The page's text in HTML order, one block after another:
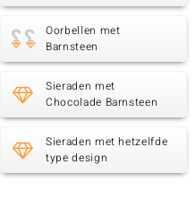
Oorbellen met
Barnsteen
Sieraden met
Chocolade Barnsteen
Sieraden met hetzelfde
type design